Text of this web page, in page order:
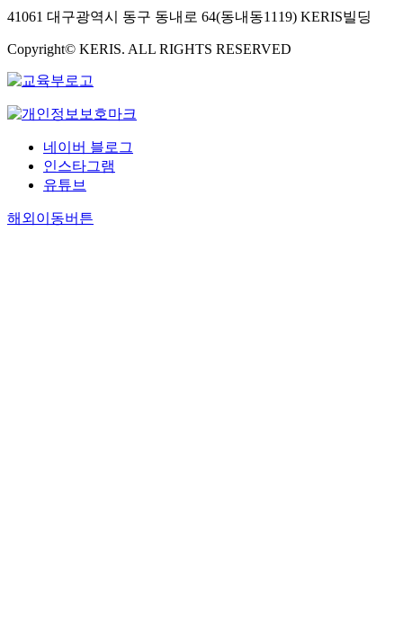
41061 대구광역시 동구 동내로 64(동내동1119) KERIS빌딩
Copyright© KERIS. ALL RIGHTS RESERVED
네이버 블로그
인스타그램
유튜브
해외이동버튼